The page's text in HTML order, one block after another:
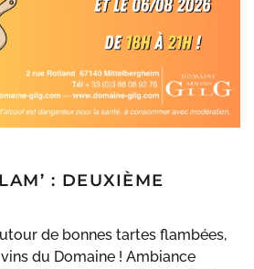
: DEUXIÈME
de bonnes tartes flambées,
du Domaine ! Ambiance